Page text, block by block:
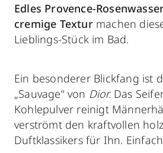
Edles Provence-
cremige Texturmachen
Lieblings-Stück im Bad.
Ein besonderer Blickfang ist
„Sauvage“ von Dior.Das
Kohlepulver reinigt
verströmt den kraftvollen
Duftklassikers für Ihn.